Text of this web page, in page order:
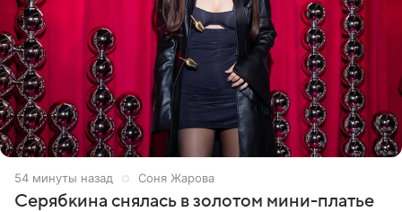
54 минуты назад Соня Жарова
Серябкина снялась в золотом мини-платье